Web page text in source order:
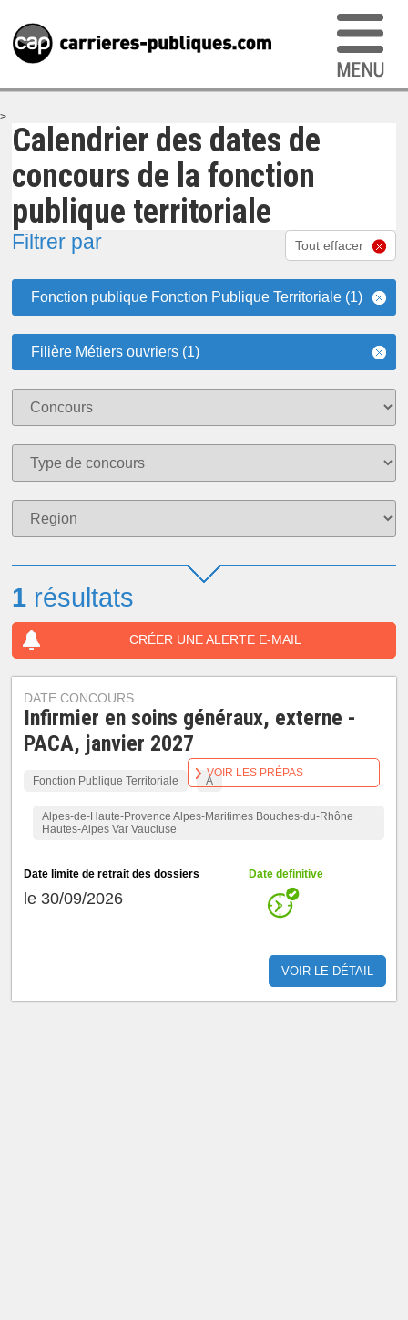
>
Calendrier des dates de
concours de la fonction
publique territoriale
Filtrer par Tout effacer
Fonction publique Fonction Publique Territoriale (1)
Filière Métiers ouvriers (1)
1 résultats
CRÉER UNE ALERTE E-MAIL
DATE CONCOURS
Infirmier en soins généraux, externe -
PACA, janvier 2027
Fonction Publique Territoriale A
Alpes-de-Haute-Provence Alpes-Maritimes Bouches-du-Rhône
Hautes-Alpes Var Vaucluse
Date limite de retrait des dossiers
le 30/09/2026
Date definitive
VOIR LE DÉTAIL
VOIR LES PRÉPAS